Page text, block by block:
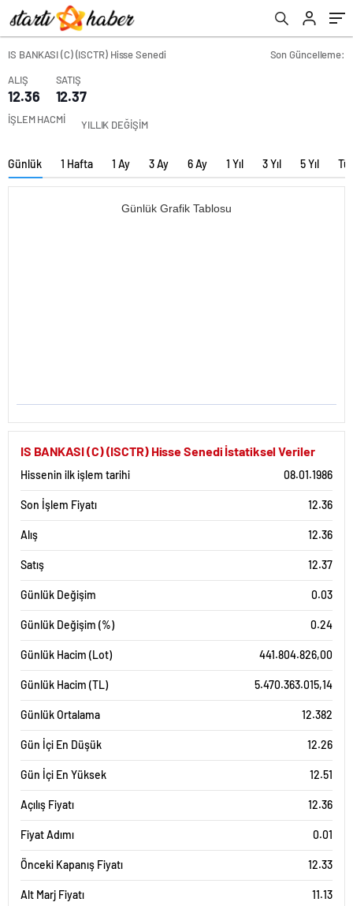
IS BANKASI (C) (ISCTR) Hisse Senedi
Son Güncelleme:
ALIŞ
12.36
SATIŞ
12.37
İŞLEM HACMİ YILLIK DEĞİŞİM
Günlük 1 Hafta 1 Ay 3 Ay 6 Ay 1 Yıl 3 Yıl 5 Yıl
Günlük Grafik Tablosu
IS BANKASI (C) (ISCTR) Hisse Senedi İstatiksel Veriler
Hissenin ilk işlem tarihi 08.01.1986
Son İşlem Fiyatı 12.36
Alış 12.36
Satış 12.37
Günlük Değişim 0.03
Günlük Değişim (%) 0.24
Günlük Hacim (Lot) 441.804.826,00
Günlük Hacim (TL) 5.470.363.015,14
Günlük Ortalama 12.382
Gün İçi En Düşük 12.26
Gün İçi En Yüksek 12.51
Açılış Fiyatı 12.36
Fiyat Adımı 0.01
Önceki Kapanış Fiyatı 12.33
Alt Marj Fiyatı 11.13